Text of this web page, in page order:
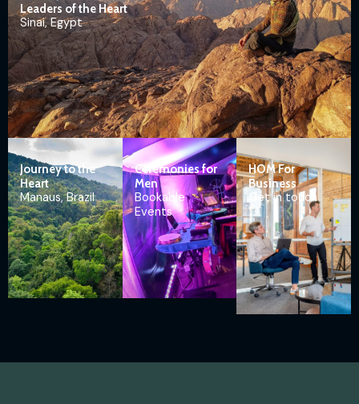
Leaders of the Heart
Sinai, Egypt
Journey to the
Heart
Manaus, Brazil
Ceremonies for
Men
Bookable
Events
HOM For
Business
Get in touch